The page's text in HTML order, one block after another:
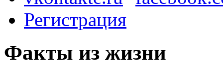
Регистрация
Факты из жизни